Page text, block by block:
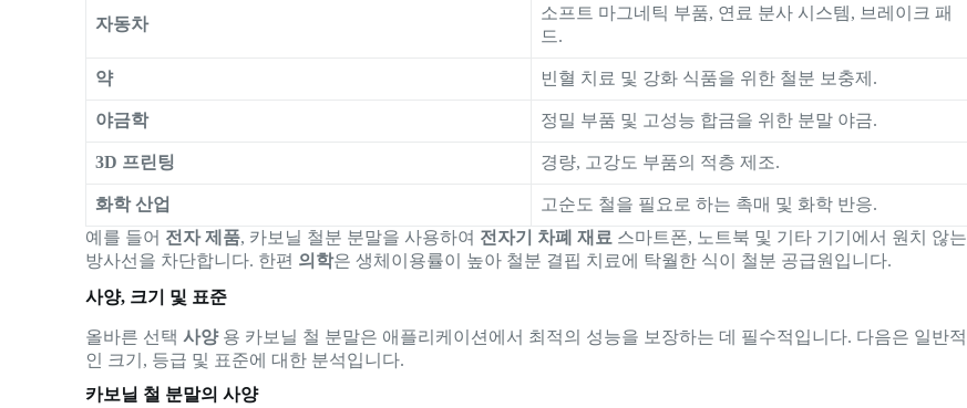
자동차
소프트 마그네틱 부품, 연료 분사 시스템, 브레이크 패
드.
약 빈혈 치료 및 강화 식품을 위한 철분 보충제.
야금학 정밀 부품 및 고성능 합금을 위한 분말 야금.
3D 프린팅 경량, 고강도 부품의 적층 제조.
화학 산업
고순도 철을 필요로 하는 촉매 및 화학 반응.
예를 들어 전자 제품, 카보닐 철분 분말을 사용하여 전자기 차폐 재료 스마트폰, 노트북 및 기타 기기에서 원치 않는
방사선을 차단합니다. 한편 의학은 생체이용률이 높아 철분 결핍 치료에 탁월한 식이 철분 공급원입니다.
사양, 크기 및 표준
올바른 선택사양용 카보닐 철 분말은 애플리케이션에서 최적의 성능을 보장하는 데 필수적입니다. 다음은 일반적
인 크기, 등급 및 표준에 대한 분석입니다.
카보닐 철 분말의 사양